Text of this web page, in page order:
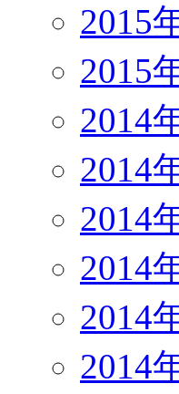
2015
2015
2014
2014
2014
2014
2014
2014